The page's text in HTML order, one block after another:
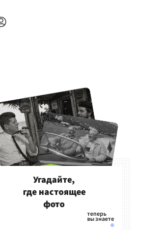
Угадайте,
где настоящее
фото